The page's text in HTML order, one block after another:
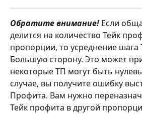
Обратите внимание! Если
делится на количество Тейк
пропорции, то усреднение шага
Большую сторону. Это может
некоторые ТП могут быть
случае, вы получите ошибку
Профита. Вам нужно
Тейк профита в другой